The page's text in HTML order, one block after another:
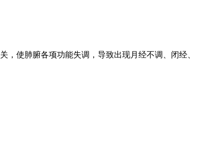
使肺腑各项功能失调，导致出现月经不调、闭经、